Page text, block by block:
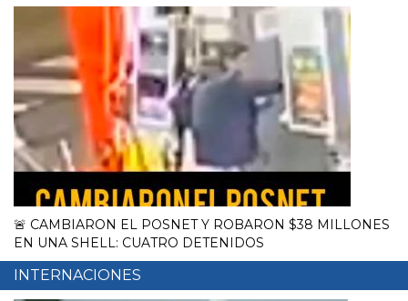
🚨 CAMBIARON EL POSNET Y ROBARON $38 MILLONES
EN UNA SHELL: CUATRO DETENIDOS
INTERNACIONES